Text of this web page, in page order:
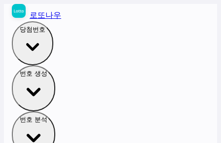
로또나우
당첨번호
번호 생성
번호 분석